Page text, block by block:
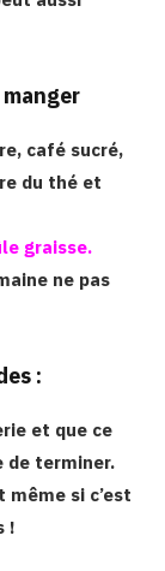
café sucré,
du thé et
graisse.
ne pas
:
et que ce
de terminer.
si c’est
!